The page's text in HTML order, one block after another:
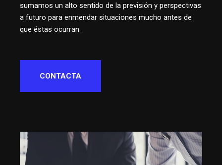
sumamos un alto sentido de la previsión y perspectivas
a futuro para enmendar situaciones mucho antes de
que éstas ocurran.
CONTACTA